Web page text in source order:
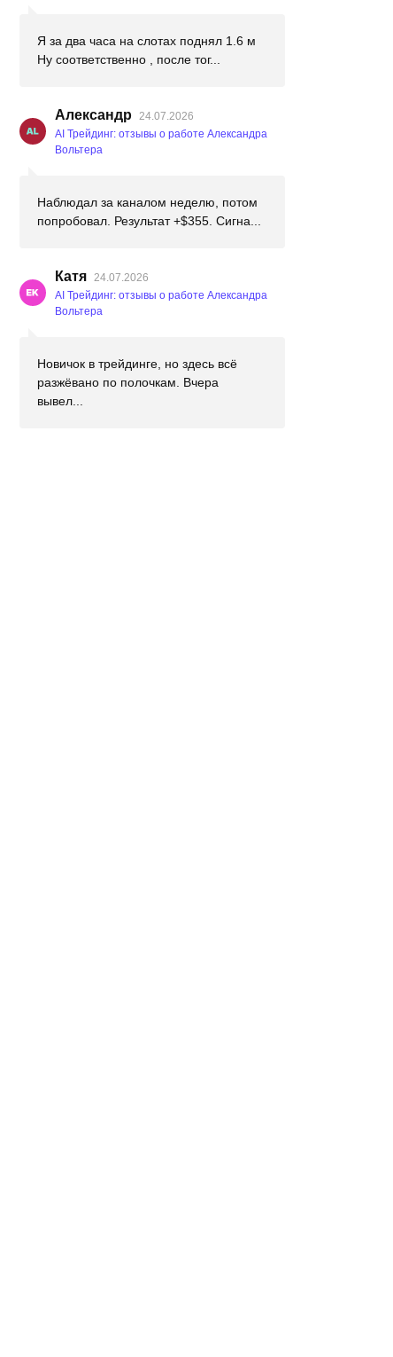
Я за два часа на слотах поднял 1.6 м
Ну соответственно , после тог...
Александр
24.07.2026
AI Трейдинг: отзывы о работе Александра
Вольтера
Наблюдал за каналом неделю, потом
попробовал. Результат +$355. Сигна...
Катя 24.07.2026
AI Трейдинг: отзывы о работе Александра
Вольтера
Новичок в трейдинге, но здесь всё
разжёвано по полочкам. Вчера
вывел...